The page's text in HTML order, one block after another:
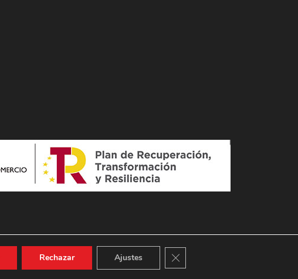
Rechazar Ajustes Cerrar el banner de cookies RGPD